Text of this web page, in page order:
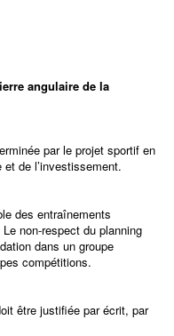
angulaire de la
par le projet sportif en
de l’investissement.
des entraînements
non-respect du planning
dans un groupe
compétitions.
être justifiée par écrit, par